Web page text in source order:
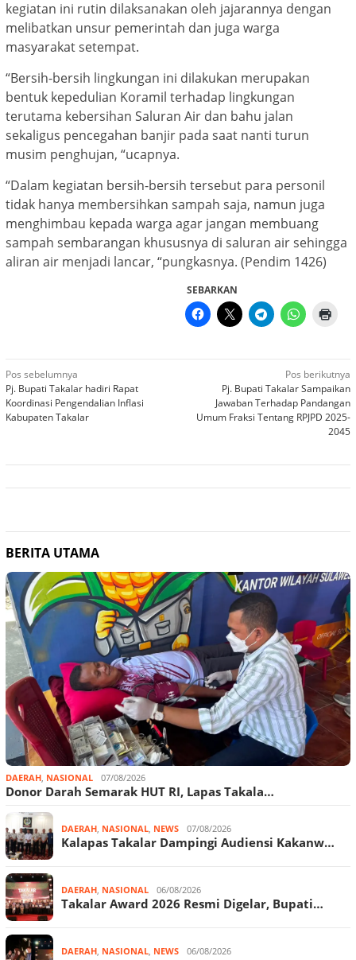
kegiatan ini rutin dilaksanakan oleh jajarannya dengan
melibatkan unsur pemerintah dan juga warga
masyarakat setempat.
“Bersih-bersih lingkungan ini dilakukan merupakan
bentuk kepedulian Koramil terhadap lingkungan
terutama kebersihan Saluran Air dan bahu jalan
sekaligus pencegahan banjir pada saat nanti turun
musim penghujan, “ucapnya.
“Dalam kegiatan bersih-bersih tersebut para personil
tidak hanya membersihkan sampah saja, namun juga
menghimbau kepada warga agar jangan membuang
sampah sembarangan khususnya di saluran air sehingga
aliran air menjadi lancar, “pungkasnya. (Pendim 1426)
SEBARKAN
Navigasi
pos
Pos sebelumnya
Pj. Bupati Takalar hadiri Rapat
Koordinasi Pengendalian Inflasi
Kabupaten Takalar
Pos berikutnya
Pj. Bupati Takalar Sampaikan
Jawaban Terhadap Pandangan
Umum Fraksi Tentang RPJPD 2025-
2045
BERITA UTAMA
DAERAH NASIONAL 07/08/2026
Donor Darah Semarak HUT RI, Lapas Takala…
DAERAH NASIONAL NEWS 07/08/2026
Kalapas Takalar Dampingi Audiensi Kakanw…
DAERAH NASIONAL 06/08/2026
Takalar Award 2026 Resmi Digelar, Bupati…
DAERAH NASIONAL NEWS 06/08/2026